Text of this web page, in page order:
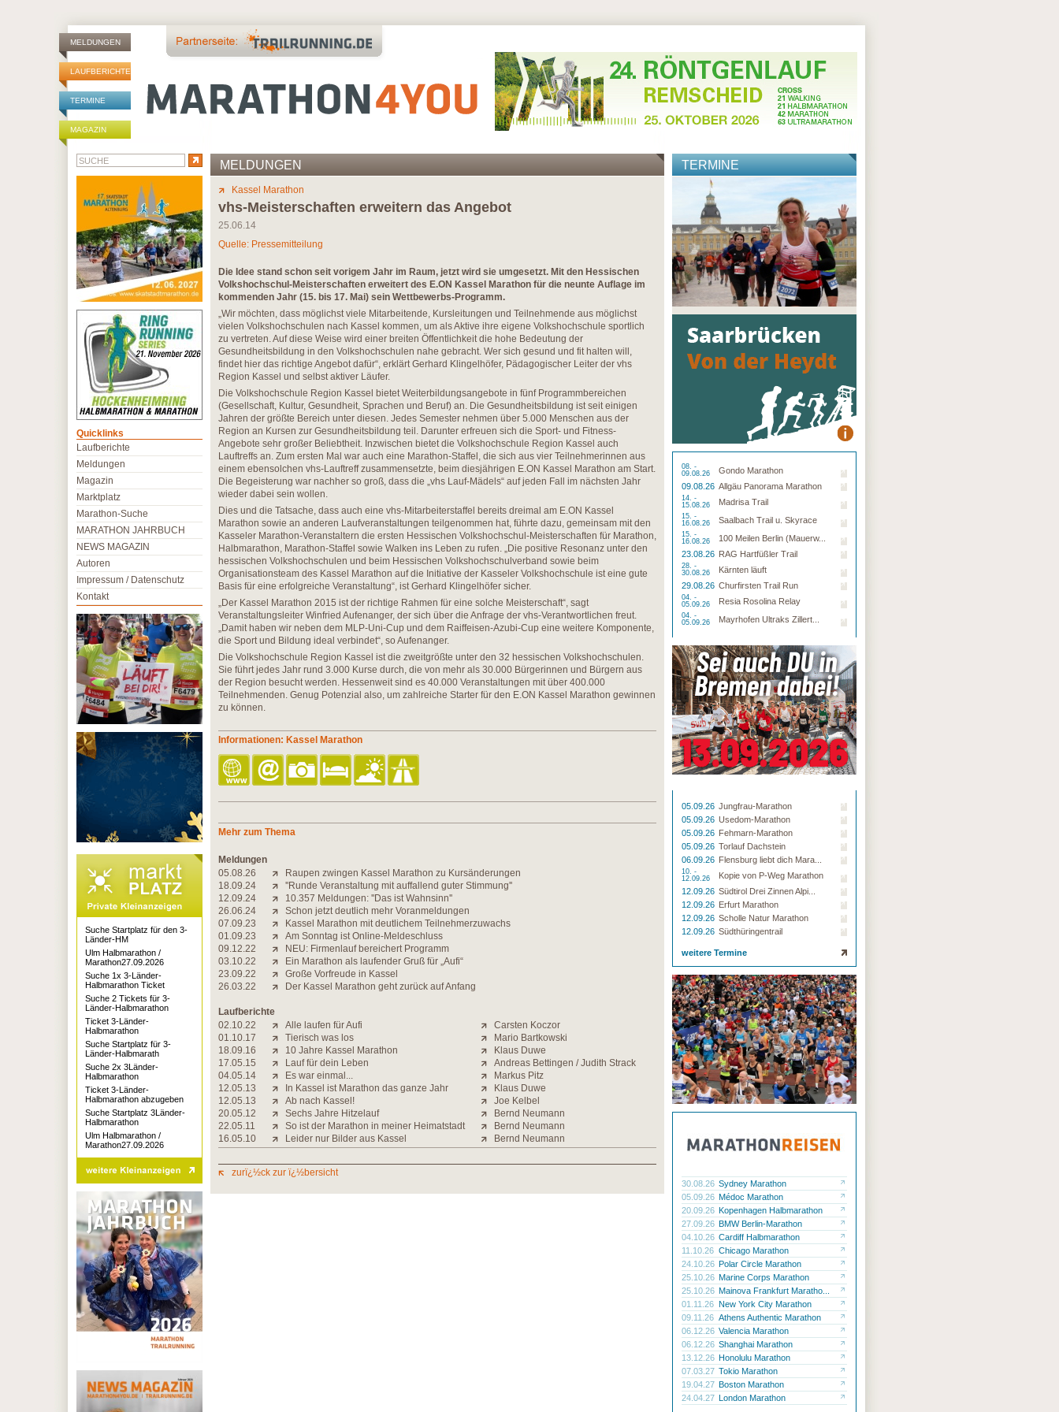
MELDUNGEN
LAUFBERICHTE
TERMINE
MAGAZIN
MELDUNGEN
Kassel Marathon
vhs-Meisterschaften erweitern das Angebot
25.06.14
Quelle: Pressemitteilung
Die Idee stand schon seit vorigem Jahr im Raum, jetzt wird sie umgesetzt. Mit den Hessischen
Volkshochschul-Meisterschaften erweitert des E.ON Kassel Marathon für die neunte Auflage im
kommenden Jahr (15. bis 17. Mai) sein Wettbewerbs-Programm.
„Wir möchten, dass möglichst viele Mitarbeitende, Kursleitungen und Teilnehmende aus möglichst
vielen Volkshochschulen nach Kassel kommen, um als Aktive ihre eigene Volkshochschule sportlich
zu vertreten. Auf diese Weise wird einer breiten Öffentlichkeit die hohe Bedeutung der
Gesundheitsbildung in den Volkshochschulen nahe gebracht. Wer sich gesund und fit halten will,
findet hier das richtige Angebot dafür“, erklärt Gerhard Klingelhöfer, Pädagogischer Leiter der vhs
Region Kassel und selbst aktiver Läufer.
Die Volkshochschule Region Kassel bietet Weiterbildungsangebote in fünf Programmbereichen
(Gesellschaft, Kultur, Gesundheit, Sprachen und Beruf) an. Die Gesundheitsbildung ist seit einigen
Jahren der größte Bereich unter diesen. Jedes Semester nehmen über 5.000 Menschen aus der
Region an Kursen zur Gesundheitsbildung teil. Darunter erfreuen sich die Sport- und Fitness-
Angebote sehr großer Beliebtheit. Inzwischen bietet die Volkshochschule Region Kassel auch
Lauftreffs an. Zum ersten Mal war auch eine Marathon-Staffel, die sich aus vier Teilnehmerinnen aus
einem ebensolchen vhs-Lauftreff zusammensetzte, beim diesjährigen E.ON Kassel Marathon am Start.
Die Begeisterung war nachher so groß, dass die „vhs Lauf-Mädels“ auf jeden Fall im nächsten Jahr
wieder dabei sein wollen.
Dies und die Tatsache, dass auch eine vhs-Mitarbeiterstaffel bereits dreimal am E.ON Kassel
Marathon sowie an anderen Laufveranstaltungen teilgenommen hat, führte dazu, gemeinsam mit den
Kasseler Marathon-Veranstaltern die ersten Hessischen Volkshochschul-Meisterschaften für Marathon,
Halbmarathon, Marathon-Staffel sowie Walken ins Leben zu rufen. „Die positive Resonanz unter den
hessischen Volkshochschulen und beim Hessischen Volkshochschulverband sowie beim
Organisationsteam des Kassel Marathon auf die Initiative der Kasseler Volkshochschule ist eine gute
Basis für eine erfolgreiche Veranstaltung“, ist Gerhard Klingelhöfer sicher.
„Der Kassel Marathon 2015 ist der richtige Rahmen für eine solche Meisterschaft“, sagt
Veranstaltungsleiter Winfried Aufenanger, der sich über die Anfrage der vhs-Verantwortlichen freut.
„Damit haben wir neben dem MLP-Uni-Cup und dem Raiffeisen-Azubi-Cup eine weitere Komponente,
die Sport und Bildung ideal verbindet“, so Aufenanger.
Die Volkshochschule Region Kassel ist die zweitgrößte unter den 32 hessischen Volkshochschulen.
Sie führt jedes Jahr rund 3.000 Kurse durch, die von mehr als 30.000 Bürgerinnen und Bürgern aus
der Region besucht werden. Hessenweit sind es 40.000 Veranstaltungen mit über 400.000
Teilnehmenden. Genug Potenzial also, um zahlreiche Starter für den E.ON Kassel Marathon gewinnen
zu können.
Informationen: Kassel Marathon
Mehr zum Thema
Meldungen
05.08.26
Raupen zwingen Kassel Marathon zu Kursänderungen
18.09.24
''Runde Veranstaltung mit auffallend guter Stimmung''
12.09.24
10.357 Meldungen: ''Das ist Wahnsinn''
26.06.24
Schon jetzt deutlich mehr Voranmeldungen
07.09.23
Kassel Marathon mit deutlichem Teilnehmerzuwachs
01.09.23
Am Sonntag ist Online-Meldeschluss
09.12.22
NEU: Firmenlauf bereichert Programm
03.10.22
Ein Marathon als laufender Gruß für „Aufi“
23.09.22
Große Vorfreude in Kassel
26.03.22
Der Kassel Marathon geht zurück auf Anfang
Laufberichte
02.10.22
Alle laufen für Aufi
Carsten Koczor
01.10.17
Tierisch was los
Mario Bartkowski
18.09.16
10 Jahre Kassel Marathon
Klaus Duwe
17.05.15
Lauf für dein Leben
Andreas Bettingen / Judith Strack
04.05.14
Es war einmal...
Markus Pitz
12.05.13
In Kassel ist Marathon das ganze Jahr
Klaus Duwe
12.05.13
Ab nach Kassel!
Joe Kelbel
20.05.12
Sechs Jahre Hitzelauf
Bernd Neumann
22.05.11
So ist der Marathon in meiner Heimatstadt
Bernd Neumann
16.05.10
Leider nur Bilder aus Kassel Bernd Neumann
zurï¿½ck zur ï¿½bersicht
TERMINE
08. -
09.08.26
Gondo Marathon
09.08.26 Allgäu Panorama Marathon
14. -
15.08.26
Madrisa Trail
15. -
16.08.26
Saalbach Trail u. Skyrace
15. -
16.08.26
100 Meilen Berlin (Mauerw...
23.08.26 RAG Hartfüßler Trail
28. -
30.08.26
Kärnten läuft
29.08.26 Churfirsten Trail Run
04. -
05.09.26
Resia Rosolina Relay
04. -
05.09.26
Mayrhofen Ultraks Zillert...
05.09.26 Jungfrau-Marathon
05.09.26 Usedom-Marathon
05.09.26 Fehmarn-Marathon
05.09.26 Torlauf Dachstein
06.09.26 Flensburg liebt dich Mara...
10. -
12.09.26
Kopie von P-Weg Marathon
12.09.26 Südtirol Drei Zinnen Alpi...
12.09.26 Erfurt Marathon
12.09.26 Scholle Natur Marathon
12.09.26 Südthüringentrail
weitere Termine
30.08.26 Sydney Marathon
05.09.26 Médoc Marathon
20.09.26 Kopenhagen Halbmarathon
27.09.26 BMW Berlin-Marathon
04.10.26 Cardiff Halbmarathon
11.10.26 Chicago Marathon
24.10.26 Polar Circle Marathon
25.10.26 Marine Corps Marathon
25.10.26 Mainova Frankfurt Maratho...
01.11.26 New York City Marathon
09.11.26 Athens Authentic Marathon
06.12.26 Valencia Marathon
06.12.26 Shanghai Marathon
13.12.26 Honolulu Marathon
07.03.27 Tokio Marathon
19.04.27 Boston Marathon
24.04.27 London Marathon
Quicklinks
Laufberichte
Meldungen
Magazin
Marktplatz
Marathon-Suche
MARATHON JAHRBUCH
NEWS MAGAZIN
Autoren
Impressum / Datenschutz
Kontakt
Suche Startplatz für den 3-
Länder-HM
Ulm Halbmarathon /
Marathon27.09.2026
Suche 1x 3-Länder-
Halbmarathon Ticket
Suche 2 Tickets für 3-
Länder-Halbmarathon
Ticket 3-Länder-
Halbmarathon
Suche Startplatz für 3-
Länder-Halbmarath
Suche 2x 3Länder-
Halbmarathon
Ticket 3-Länder-
Halbmarathon abzugeben
Suche Startplatz 3Länder-
Halbmarathon
Ulm Halbmarathon /
Marathon27.09.2026